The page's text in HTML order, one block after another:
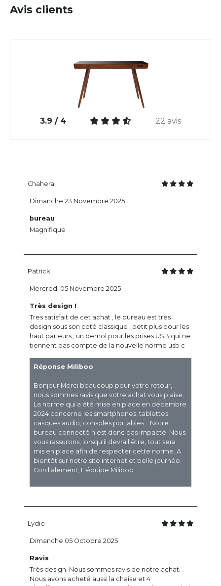
Avis clients
3.9 / 4 22 avis
Chahera
bureau
Magnifique
Dimanche 23 Novembre 2025
Patrick
Très design !
Tres satisfait de cet achat , le bureau est tres
design sous son coté classique , petit plus pour les
haut parleurs , un bemol pour les prises USB qui ne
tiennent pas compte de la nouvelle norme usb c
Réponse Miliboo
Bonjour Merci beaucoup pour votre retour,
nous sommes ravis que votre achat vous plaise.
La norme qui a été mise en place en décembre
2024 concerne les smartphones, tablettes,
casques audio, consoles portables... Notre
bureau connecté n'est donc pas impacté. Nous
vous rassurons, lorsqu'il devra l'être, tout sera
mis en place afin de respecter cette norme. A
bientôt sur notre site internet et belle journée.
Cordialement, L'équipe Miliboo
Mercredi 05 Novembre 2025
Lydie
Ravis
Très design. Nous sommes ravis de notre achat.
Nous avons acheté aussi la chaise et 4
Dimanche 05 Octobre 2025